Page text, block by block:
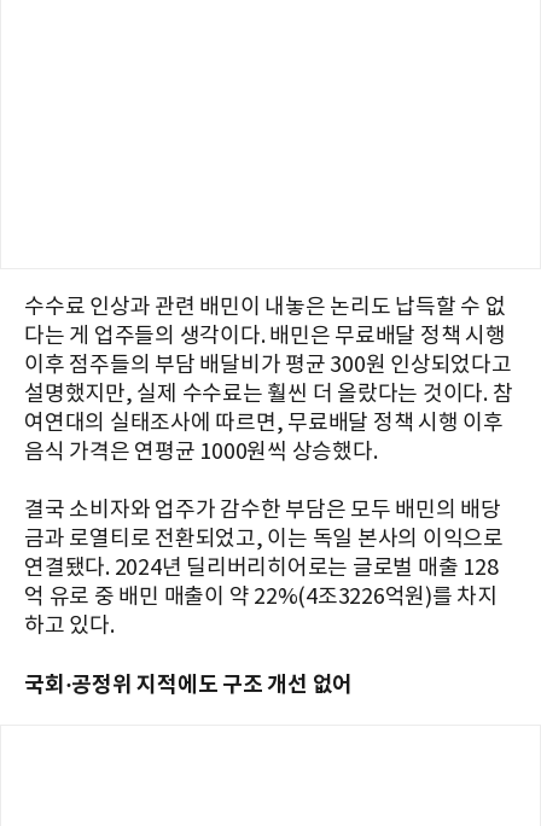
수수료 인상과 관련 배민이 내놓은 논리도 납득할 수 없
다는 게 업주들의 생각이다. 배민은 무료배달 정책 시행
이후 점주들의 부담 배달비가 평균 300원 인상되었다고
설명했지만, 실제 수수료는 훨씬 더 올랐다는 것이다. 참
여연대의 실태조사에 따르면, 무료배달 정책 시행 이후
음식 가격은 연평균 1000원씩 상승했다.
결국 소비자와 업주가 감수한 부담은 모두 배민의 배당
금과 로열티로 전환되었고, 이는 독일 본사의 이익으로
연결됐다. 2024년 딜리버리히어로는 글로벌 매출 128
억 유로 중 배민 매출이 약 22%(4조3226억원)를 차지
하고 있다.
국회·공정위 지적에도 구조 개선 없어